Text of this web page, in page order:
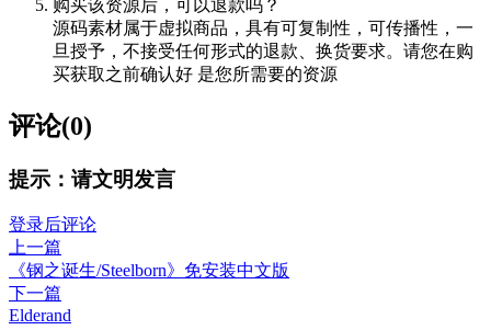
购买该资源后，可以退款吗？
源码素材属于虚拟商品，具有可复制性，可传播性，一
旦授予，不接受任何形式的退款、换货要求。请您在购
买获取之前确认好 是您所需要的资源
评论(0)
提示：请文明发言
登录后评论
上一篇
《钢之诞生/Steelborn》免安装中文版
下一篇
Elderand